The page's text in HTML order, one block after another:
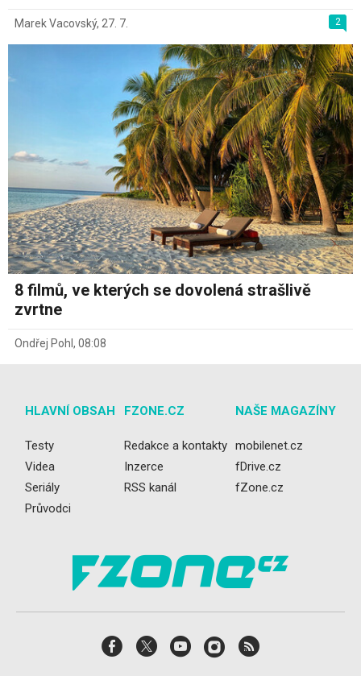
2
Marek Vacovský, 27. 7.
8 filmů, ve kterých se dovolená strašlivě
zvrtne
Ondřej Pohl , 08:08
HLAVNÍ OBSAH
Testy
Videa
Seriály
Průvodci
FZONE.CZ
Redakce a kontakty
Inzerce
RSS kanál
NAŠE MAGAZÍNY
mobilenet.cz
fDrive.cz
fZone.cz